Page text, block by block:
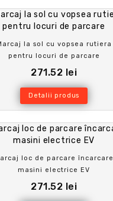
la sol cu vopsea rutiera
pentru locuri de parcare
271.52 lei
Detalii produs
loc de parcare încarcare
masini electrice EV
271.52 lei